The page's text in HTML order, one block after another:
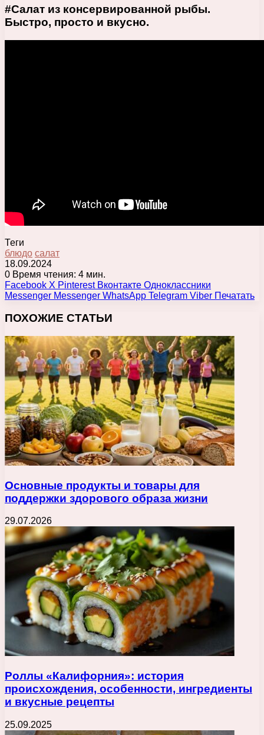
#Салат из консервированной рыбы.
Быстро, просто и вкусно.
Теги
блюдо салат
18.09.2024
0 Время чтения: 4 мин.
Facebook X Pinterest Вконтакте Одноклассники
Messenger Messenger WhatsApp Telegram Viber Печатать
ПОХОЖИЕ СТАТЬИ
Основные продукты и товары для
поддержки здорового образа жизни
29.07.2026
Роллы «Калифорния»: история
происхождения, особенности, ингредиенты
и вкусные рецепты
25.09.2025